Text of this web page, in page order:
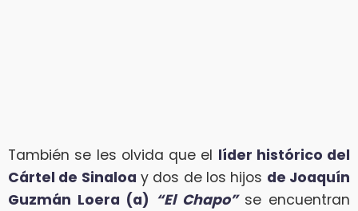
También se les olvida que el líder histórico del
Cártel de Sinaloa y dos de los hijos de Joaquín
Guzmán Loera (a) “El Chapo”se encuentran